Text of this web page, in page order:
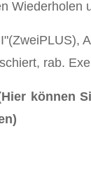
Wiederholen
rab.
können